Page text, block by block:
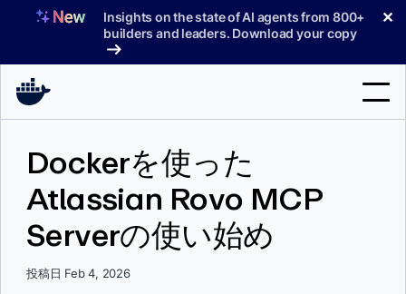
へ
Insights on the state of AI agents from 800+
builders and leaders. Download your copy
✕
サポート
索
Dockerを使った
Atlassian Rovo MCP
Serverの使い始め
投稿日 Feb 4, 2026